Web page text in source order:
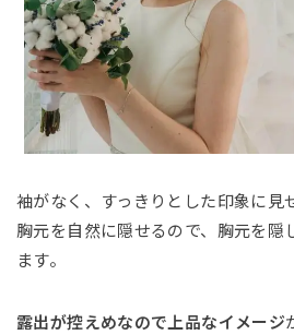
袖がなく、すっきりとした印象に見
胸元を自然に隠せるので、胸元を隠
ます。
露出が控えめなので上品なイメージ